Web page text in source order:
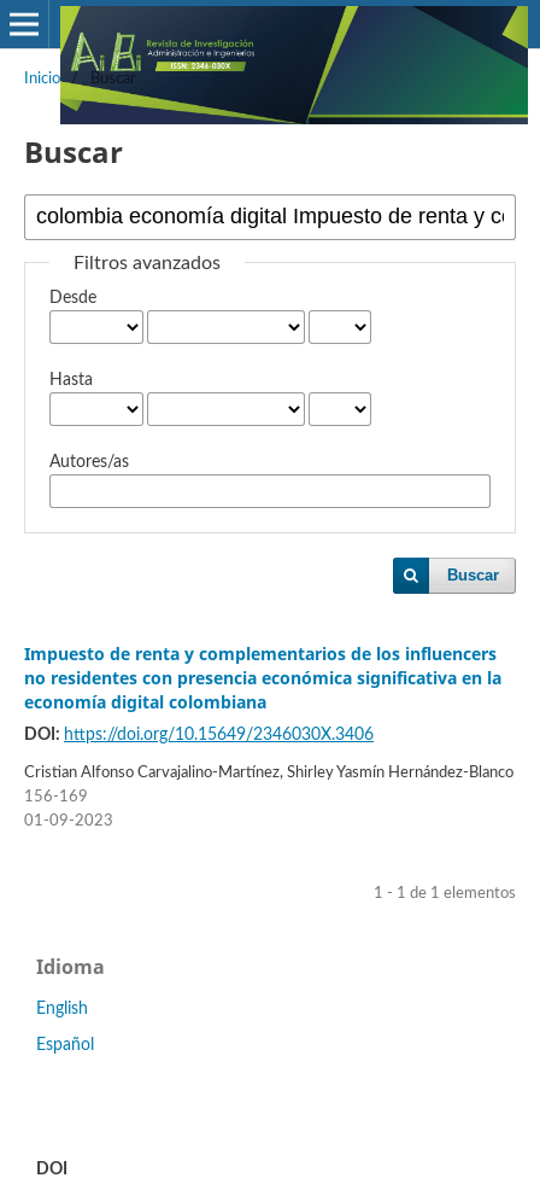
Inicio / Buscar
Buscar
Filtros avanzados
Desde
Hasta
Autores/as
Buscar
Impuesto de renta y complementarios de los influencers
no residentes con presencia económica significativa en la
economía digital colombiana
DOI: https://doi.org/10.15649/2346030X.3406
Cristian Alfonso Carvajalino-Martínez, Shirley Yasmín Hernández-Blanco
156-169
01-09-2023
1 - 1 de 1 elementos
Idioma
English
Español
DOI